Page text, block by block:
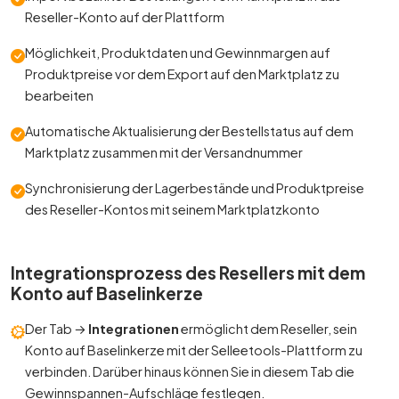
Reseller-Konto auf der Plattform
Möglichkeit, Produktdaten und Gewinnmargen auf
Produktpreise vor dem Export auf den Marktplatz zu
bearbeiten
Automatische Aktualisierung der Bestellstatus auf dem
Marktplatz zusammen mit der Versandnummer
Synchronisierung der Lagerbestände und Produktpreise
des Reseller-Kontos mit seinem Marktplatzkonto
Integrationsprozess des Resellers mit dem
Konto auf Baselinkerze
Der Tab → Integrationenermöglicht dem Reseller, sein
Konto auf Baselinkerze mit der Selleetools-Plattform zu
verbinden. Darüber hinaus können Sie in diesem Tab die
Gewinnspannen-Aufschläge festlegen.